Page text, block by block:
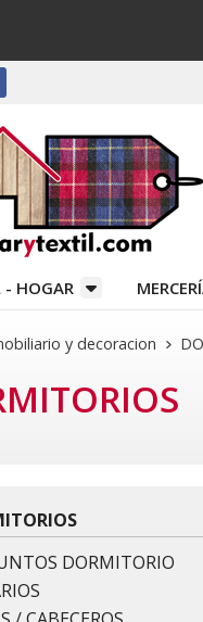
- HOGAR
y decoracion
DORMITORIO